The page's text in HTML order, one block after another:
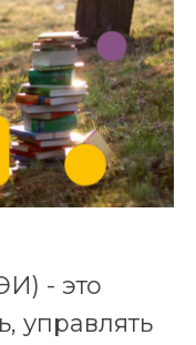
- это
управлять